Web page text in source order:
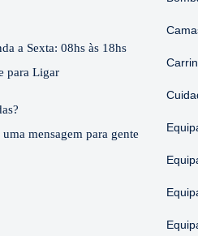
a Sexta: 08hs às 18hs
para Ligar
mensagem para gente